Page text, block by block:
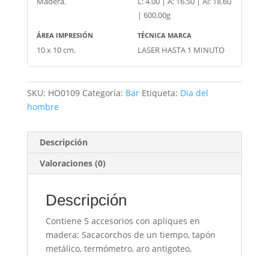
| 600.00g
ÁREA IMPRESIÓN
10 x 10 cm.
TÉCNICA MARCA
LASER HASTA 1 MINUTO
SKU: HO0109 Categoría: Bar Etiqueta: Dia del
hombre
Descripción
Valoraciones (0)
Descripción
Contiene 5 accesorios con apliques en
madera: Sacacorchos de un tiempo, tapón
metálico, termómetro, aro antigoteo,